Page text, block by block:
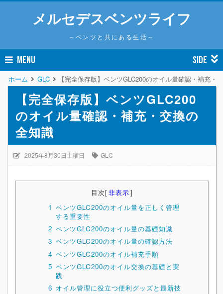
メルセデスベンツライフ
～ベンツと共にある生活～
MENU SIDE
ホーム GLC 【完全保存版】ベンツGLC200のオイル量確認・補充・
【完全保存版】ベンツGLC200
のオイル量確認・補充・交換の
全知識
2025年8月30日土曜日 GLC
目次[非表示]
1 ベンツGLC200のオイル量を正しく管理
する重要性
2 ベンツGLC200のオイル量の基礎知識
3 ベンツGLC200のオイル量の確認方法
4 ベンツGLC200のオイル補充手順
5 ベンツGLC200のオイル交換の基礎と実
践
6 オイル管理に役立つ便利グッズと最新技